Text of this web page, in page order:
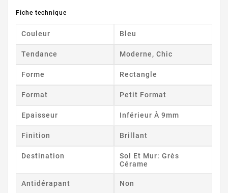
Fiche technique
Couleur Bleu
Tendance Moderne, Chic
Forme Rectangle
Format Petit Format
Epaisseur Inférieur À 9mm
Finition Brillant
Destination
Sol Et Mur: Grès
Cérame
Antidérapant Non